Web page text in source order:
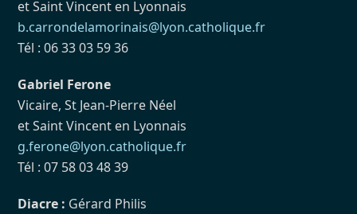
et Saint Vincent en Lyonnais
b.carrondelamorinais@lyon.catholique.fr
Tél : 06 33 03 59 36
Gabriel Ferone
Vicaire, St Jean-Pierre Néel
et Saint Vincent en Lyonnais
g.ferone@lyon.catholique.fr
Tél : 07 58 03 48 39
Diacre : Gérard Philis